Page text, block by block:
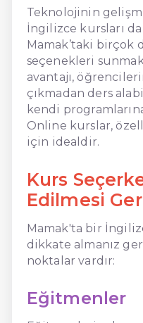
Teknolojinin
İngilizce kursları
Mamak’taki birçok
seçenekleri
avantajı,
çıkmadan ders
kendi
Online kurslar,
için idealdir.
Kurs
Edilmesi
Mamak'ta bir
dikkate almanız
noktalar vardır:
Eğitmenler